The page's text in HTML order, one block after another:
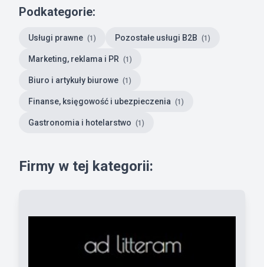
Podkategorie:
Usługi prawne (1) Pozostałe usługi B2B (1)
Marketing, reklama i PR (1)
Biuro i artykuły biurowe (1)
Finanse, księgowość i ubezpieczenia (1)
Gastronomia i hotelarstwo (1)
Firmy w tej kategorii: